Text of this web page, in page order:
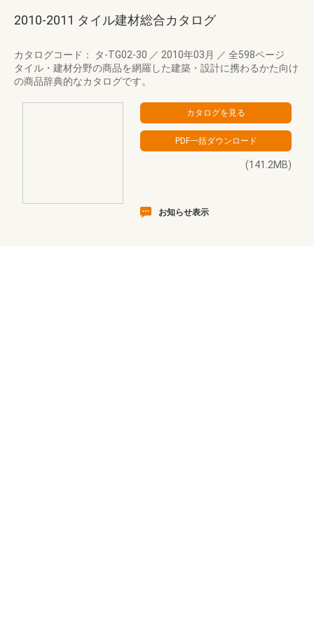
2010-2011 タイル建材総合カタログ
カタログコード： タ-TG02-30 ／ 2010年03月 ／ 全598ページ
タイル・建材分野の商品を網羅した建築・設計に携わるかた向け
の商品辞典的なカタログです。
(141.2MB)
お知らせ表示